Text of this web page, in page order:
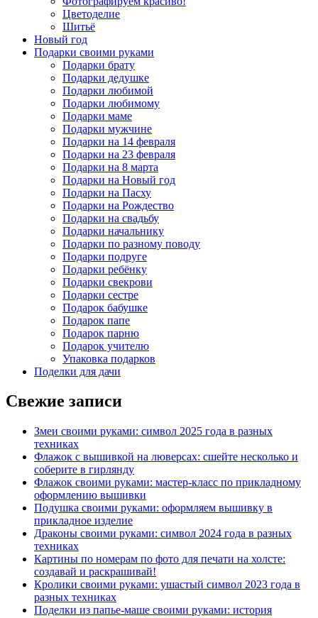
Цветоделие
Шитьё
Новый год
Подарки своими руками
Подарки брату
Подарки дедушке
Подарки любимой
Подарки любимому
Подарки маме
Подарки мужчине
Подарки на 14 февраля
Подарки на 23 февраля
Подарки на 8 марта
Подарки на Новый год
Подарки на Пасху
Подарки на Рождество
Подарки на свадьбу
Подарки начальнику
Подарки по разному поводу
Подарки подруге
Подарки ребёнку
Подарки свекрови
Подарки сестре
Подарок бабушке
Подарок папе
Подарок парню
Подарок учителю
Упаковка подарков
Поделки для дачи
Свежие записи
Змеи своими руками: символ 2025 года в разных
техниках
Флажок с вышивкой на люверсах: сшейте несколько и
соберите в гирлянду
Флажок своими руками: мастер-класс по прикладному
оформлению вышивки
Подушка своими руками: оформляем вышивку в
прикладное изделие
Драконы своими руками: символ 2024 года в разных
техниках
Картины по номерам по фото для печати на холсте:
создавай и раскрашивай!
Кролики своими руками: ушастый символ 2023 года в
разных техниках
Поделки из папье-маше своими руками: история